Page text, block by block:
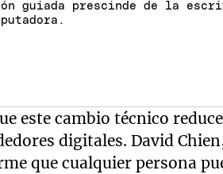
guiada prescinde de la
este cambio técnico
digitales. David
que cualquier persona